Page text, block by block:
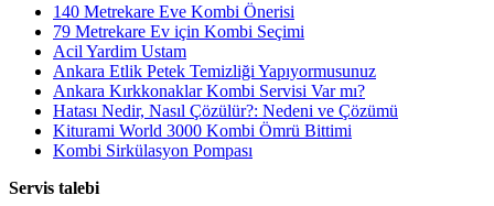
140 Metrekare Eve Kombi Önerisi
79 Metrekare Ev için Kombi Seçimi
Acil Yardim Ustam
Ankara Etlik Petek Temizliği Yapıyormusunuz
Ankara Kırkkonaklar Kombi Servisi Var mı?
Hatası Nedir, Nasıl Çözülür?: Nedeni ve Çözümü
Kiturami World 3000 Kombi Ömrü Bittimi
Kombi Sirkülasyon Pompası
Servis talebi